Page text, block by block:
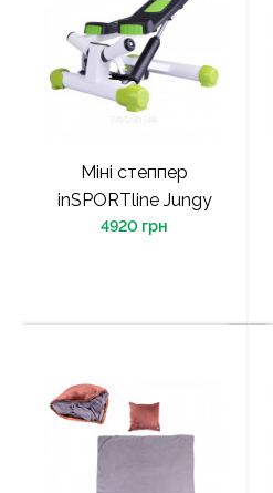
Міні степпер
inSPORTline Jungy
4920 грн